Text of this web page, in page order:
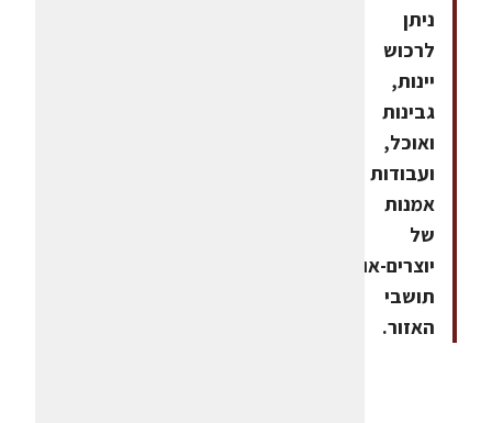
ניתן
לרכוש
יינות,
גבינות
ואוכל,
ועבודות
אמנות
של
יוצרים-אומנים
תושבי
האזור.